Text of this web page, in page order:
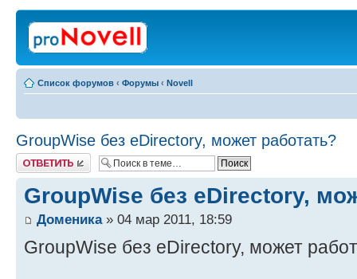
Список форумов ‹ Форумы ‹ Novell
GroupWise без eDirectory, может работать?
Ответить
GroupWise без eDirectory,
Доменика» 04 мар 2011, 18:59
GroupWise без eDirectory, может